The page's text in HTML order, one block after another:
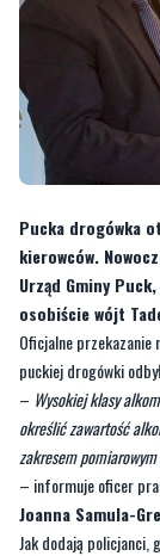
Pucka drogówka
kierowców.
osobiście wójt
Oficjalne przekazanie
puckiej drogówki
–Wysokiej klasy
określić zawartość
zakresem
– informuje oficer
Joanna Samula-
Jak dodają policjanci,
Dzięki
wysoką dokładność
kontroli w różnych